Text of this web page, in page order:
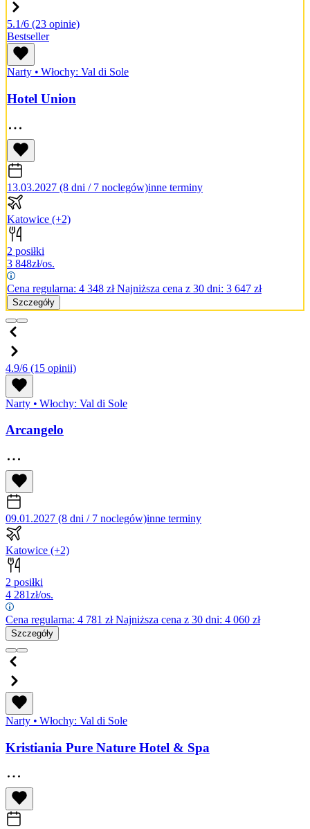
5.1/6 (23 opinie)
Bestseller
Narty • Włochy: Val di Sole
Hotel Union
13.03.2027 (8 dni / 7 noclegów)inne terminy
Katowice (+2)
2 posiłki
3 848zł/os.
Cena regularna: 4 348 złNajniższa cena z 30 dni: 3 647 zł
Szczegóły
4.9/6 (15 opinii)
Narty • Włochy: Val di Sole
Arcangelo
09.01.2027 (8 dni / 7 noclegów)inne terminy
Katowice (+2)
2 posiłki
4 281zł/os.
Cena regularna: 4 781 złNajniższa cena z 30 dni: 4 060 zł
Szczegóły
Narty • Włochy: Val di Sole
Kristiania Pure Nature Hotel & Spa